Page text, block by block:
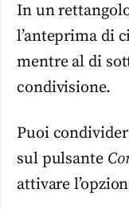
In un
l’anteprima di
mentre al di
condivisione.
Puoi
sul pulsante
attivare